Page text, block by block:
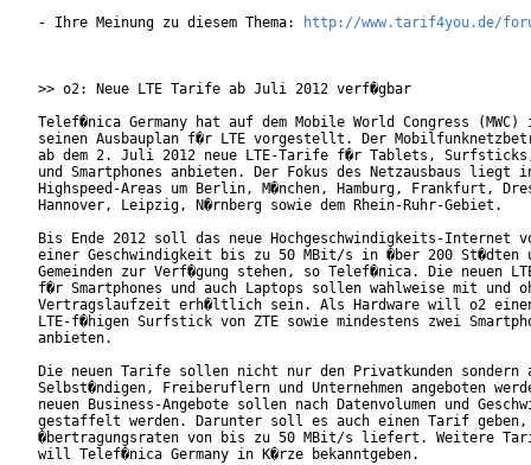
- Ihre Meinung zu diesem Thema:
http://www.tarif4you.de/
>> o2: Neue LTE Tarife ab Juli 2012 verf�gbar
Telef�nica Germany hat auf dem Mobile World Congress
seinen Ausbauplan f�r LTE vorgestellt. Der
ab dem 2. Juli 2012 neue LTE-Tarife f�r Tablets,
und Smartphones anbieten. Der Fokus des Netzausbaus liegt
Highspeed-Areas um Berlin, M�nchen, Hamburg, Frankfurt,
Hannover, Leipzig, N�rnberg sowie dem Rhein-Ruhr-Gebiet.
Bis Ende 2012 soll das neue Hochgeschwindigkeits-Internet
einer Geschwindigkeit bis zu 50 MBit/s in �ber 200 St�dten
Gemeinden zur Verf�gung stehen, so Telef�nica. Die neuen
f�r Smartphones und auch Laptops sollen wahlweise mit und
Vertragslaufzeit erh�ltlich sein. Als Hardware will o2
LTE-f�higen Surfstick von ZTE sowie mindestens zwei
anbieten.
Die neuen Tarife sollen nicht nur den Privatkunden sondern
Selbst�ndigen, Freiberuflern und Unternehmen angeboten
neuen Business-Angebote sollen nach Datenvolumen und
gestaffelt werden. Darunter soll es auch einen Tarif
�bertragungsraten von bis zu 50 MBit/s liefert. Weitere
will Telef�nica Germany in K�rze bekanntgeben.